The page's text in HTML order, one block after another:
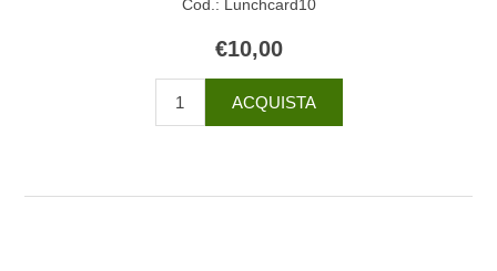
Cod.: Lunchcard10
€10,00
ACQUISTA